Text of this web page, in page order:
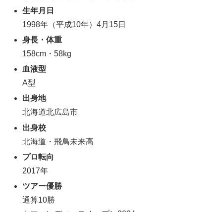
生年月日
1998年（平成10年）4月15日
身長・体重
158cm・58kg
血液型
A型
出身地
北海道北広島市
出身校
北海道・飛鳥未来高
プロ転向
2017年
ツアー優勝
通算10勝